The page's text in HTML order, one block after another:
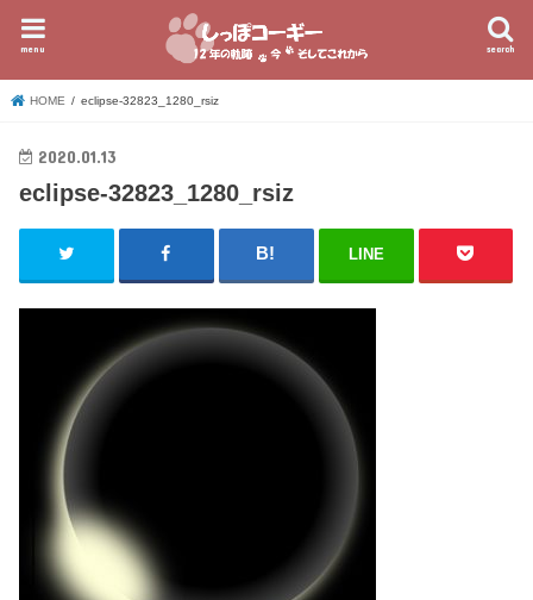
search
menu
HOME eclipse-32823_1280_rsiz
2020.01.13
eclipse-32823_1280_rsiz
LINE